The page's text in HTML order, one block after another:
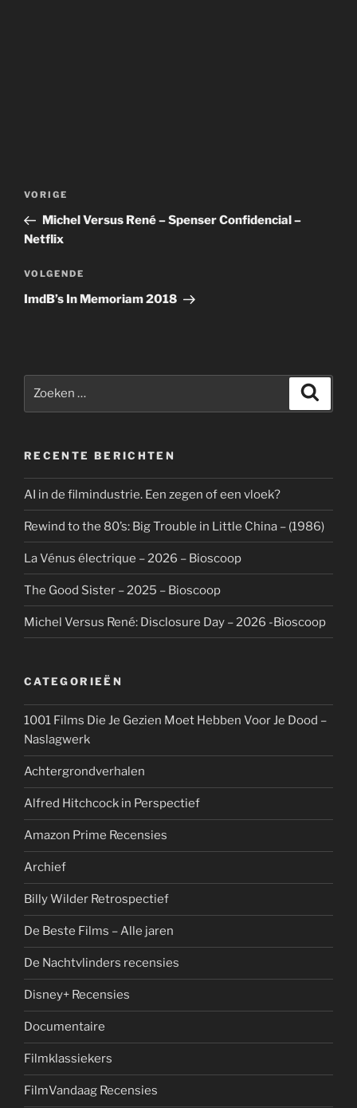
Bericht
Vorig
bericht
VORIGE
Michel Versus René – Spenser Confidencial –
Netflix
Volgend
bericht
VOLGENDE
ImdB’s In Memoriam 2018
RECENTE BERICHTEN
AI in de filmindustrie. Een zegen of een vloek?
Rewind to the 80’s: Big Trouble in Little China – (1986)
La Vénus électrique – 2026 – Bioscoop
The Good Sister – 2025 – Bioscoop
Michel Versus René: Disclosure Day – 2026 -Bioscoop
CATEGORIEËN
1001 Films Die Je Gezien Moet Hebben Voor Je Dood –
Naslagwerk
Achtergrondverhalen
Alfred Hitchcock in Perspectief
Amazon Prime Recensies
Archief
Billy Wilder Retrospectief
De Beste Films – Alle jaren
De Nachtvlinders recensies
Disney+ Recensies
Documentaire
Filmklassiekers
FilmVandaag Recensies